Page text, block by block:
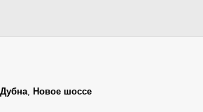
Дубна, Новое шоссе